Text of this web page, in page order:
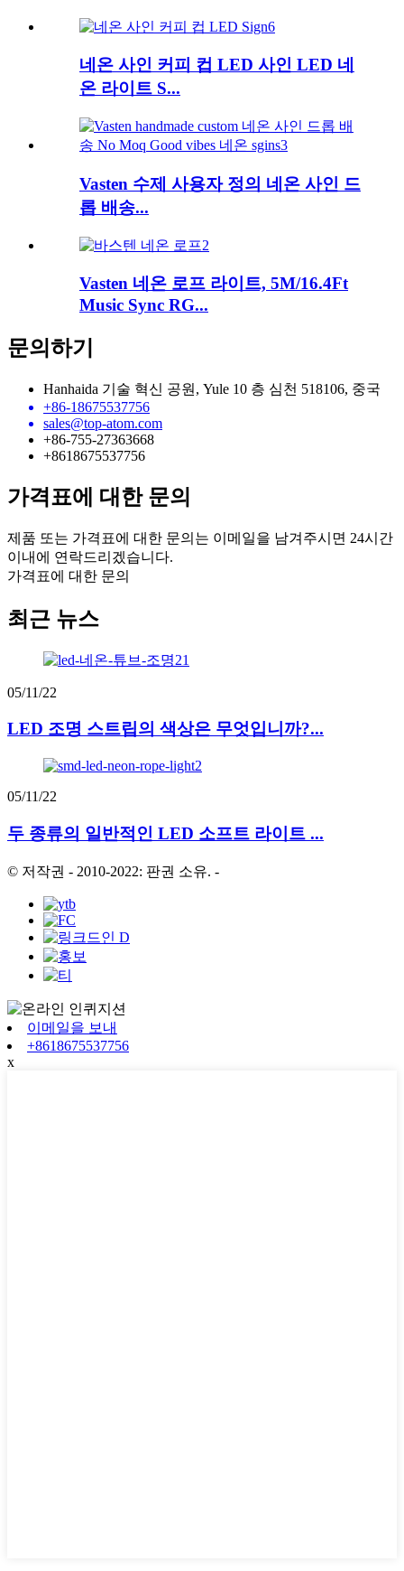
네온 사인 커피 컵 LED 사인 LED 네
온 라이트 S...
Vasten 수제 사용자 정의 네온 사인 드
롭 배송...
Vasten 네온 로프 라이트, 5M/16.4Ft
Music Sync RG...
문의하기
Hanhaida 기술 혁신 공원, Yule 10 층 심천 518106, 중국
+86-18675537756
sales@top-atom.com
+86-755-27363668
+8618675537756
가격표에 대한 문의
제품 또는 가격표에 대한 문의는 이메일을 남겨주시면 24시간
이내에 연락드리겠습니다.
가격표에 대한 문의
최근 뉴스
05/11/22
LED 조명 스트립의 색상은 무엇입니까?...
05/11/22
두 종류의 일반적인 LED 소프트 라이트 ...
© 저작권 - 2010-2022: 판권 소유. -
이메일을 보내
+8618675537756
x